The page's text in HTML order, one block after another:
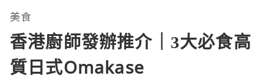
美食
香港廚師發辦推介｜3大必食高
質日式Omakase